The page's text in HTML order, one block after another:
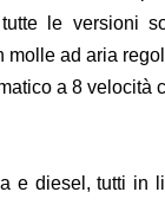
le versioni
molle ad aria
a 8 velocità
e diesel, tutti in